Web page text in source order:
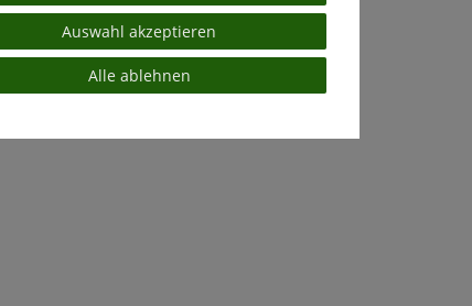
Auswahl akzeptieren
Alle ablehnen